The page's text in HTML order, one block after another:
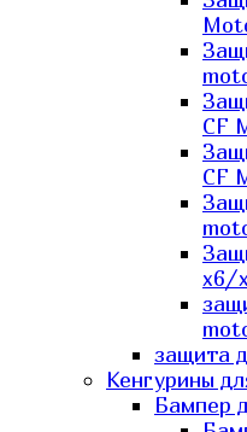
CF
CF
x6/
защита
Кенгурины
Бампер